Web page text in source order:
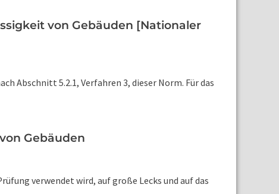
von Gebäuden [Nationaler
Abschnitt 5.2.1, Verfahren 3, dieser Norm. Für das
Gebäuden
verwendet wird, auf große Lecks und auf das